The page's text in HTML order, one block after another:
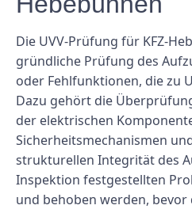
Die UVV-Prüfung für KFZ-
gründliche Prüfung des
oder Fehlfunktionen, die zu
Dazu gehört die
der elektrischen
Sicherheitsmechanismen
strukturellen Integrität des
Inspektion festgestellten
und behoben werden,